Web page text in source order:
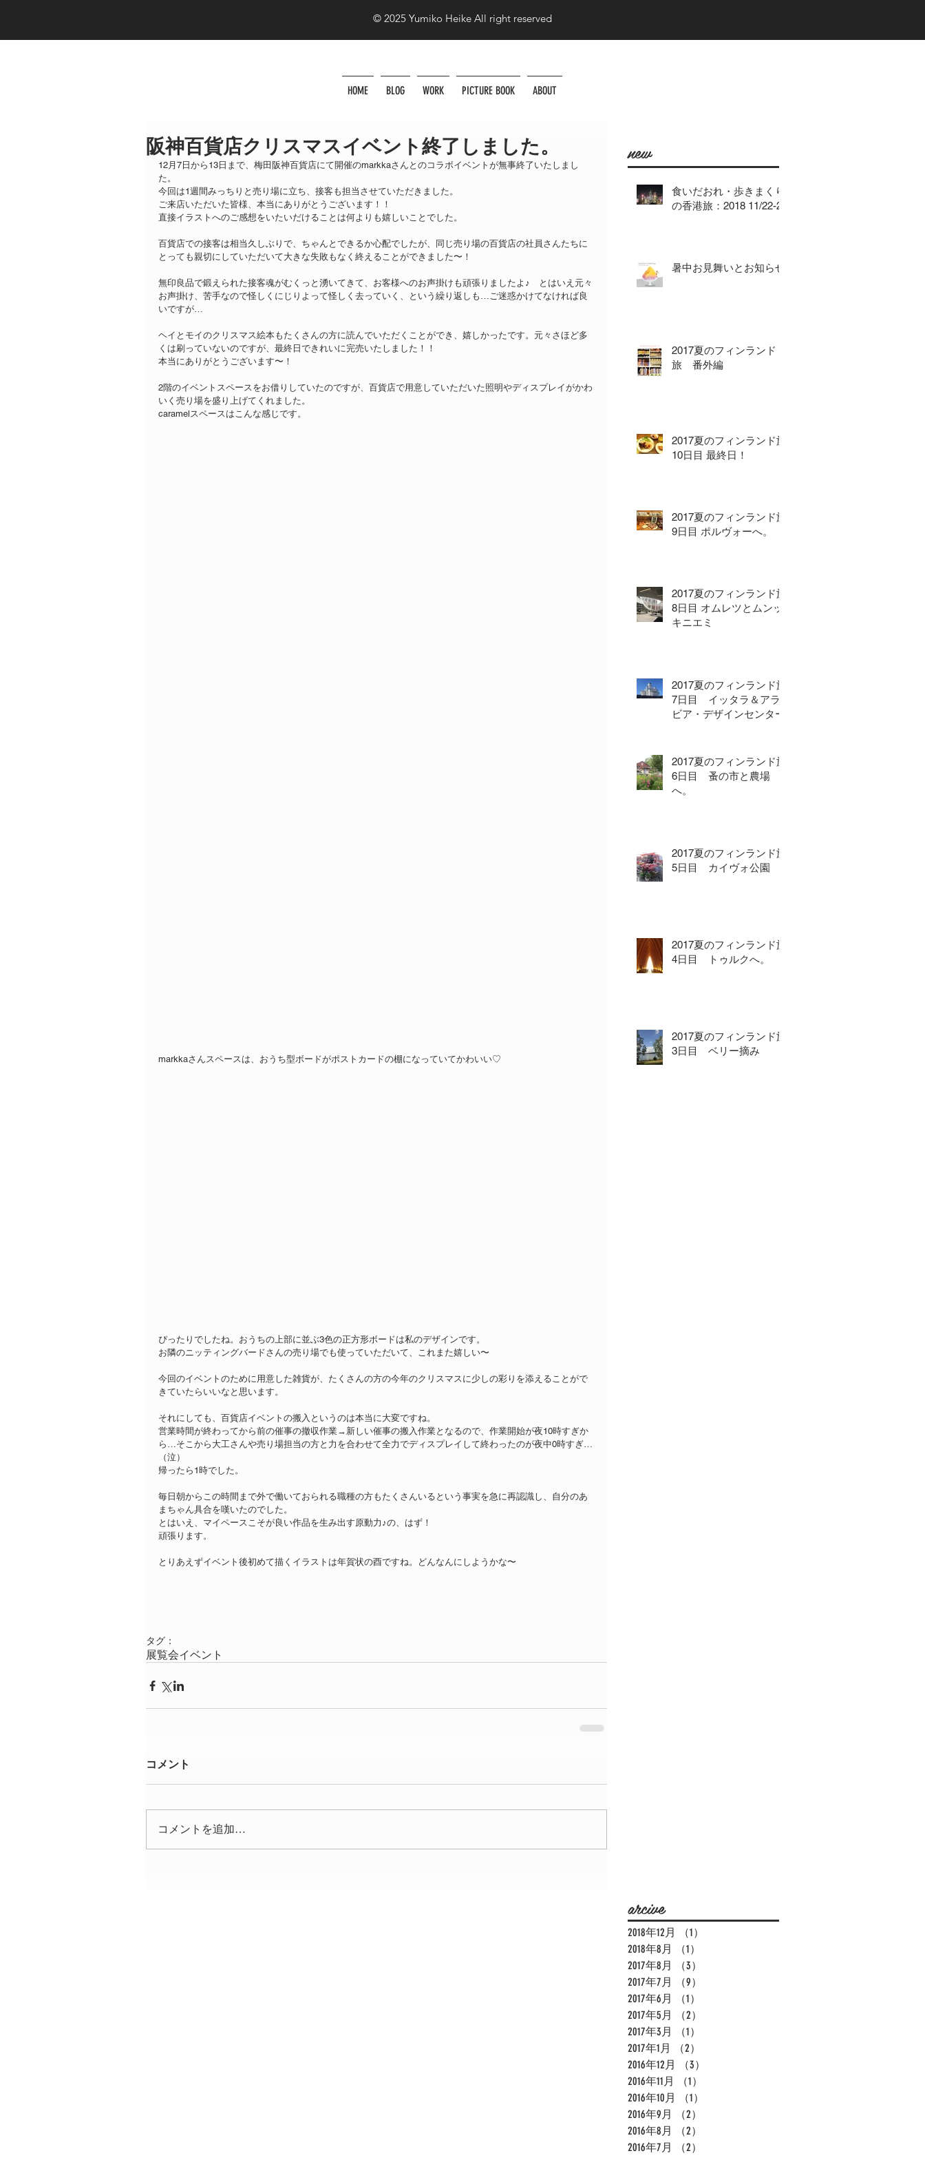
© 2025 Yumiko Heike All right reserved
HOME BLOG WORK PICTURE BOOK ABOUT
阪神百貨店クリスマスイベント終了しました。
12月7日から13日まで、梅田阪神百貨店にて開催のmarkkaさんとのコラボイベントが無事終了いたしまし
た。
今回は1週間みっちりと売り場に立ち、接客も担当させていただきました。
ご来店いただいた皆様、本当にありがとうございます！！
直接イラストへのご感想をいたいだけることは何よりも嬉しいことでした。
百貨店での接客は相当久しぶりで、ちゃんとできるか心配でしたが、同じ売り場の百貨店の社員さんたちに
とっても親切にしていただいて大きな失敗もなく終えることができました〜！
無印良品で鍛えられた接客魂がむくっと湧いてきて、お客様へのお声掛けも頑張りましたよ♪　とはいえ元々
お声掛け、苦手なので怪しくにじりよって怪しく去っていく、という繰り返しも…ご迷惑かけてなければ良
いですが…
ヘイとモイのクリスマス絵本もたくさんの方に読んでいただくことができ、嬉しかったです。元々さほど多
くは刷っていないのですが、最終日できれいに完売いたしました！！
本当にありがとうございます〜！
2階のイベントスペースをお借りしていたのですが、百貨店で用意していただいた照明やディスプレイがかわ
いく売り場を盛り上げてくれました。
caramelスペースはこんな感じです。
markkaさんスペースは、おうち型ボードがポストカードの棚になっていてかわいい♡
ぴったりでしたね。おうちの上部に並ぶ3色の正方形ボードは私のデザインです。
お隣のニッティングバードさんの売り場でも使っていただいて、これまた嬉しい〜
今回のイベントのために用意した雑貨が、たくさんの方の今年のクリスマスに少しの彩りを添えることがで
きていたらいいなと思います。
それにしても、百貨店イベントの搬入というのは本当に大変ですね。
営業時間が終わってから前の催事の撤収作業→新しい催事の搬入作業となるので、作業開始が夜10時すぎか
ら…そこから大工さんや売り場担当の方と力を合わせて全力でディスプレイして終わったのが夜中0時すぎ…
（泣）
帰ったら1時でした。
毎日朝からこの時間まで外で働いておられる職種の方もたくさんいるという事実を急に再認識し、自分のあ
まちゃん具合を嘆いたのでした。
とはいえ、マイペースこそが良い作品を生み出す原動力♪の、はず！
頑張ります。
とりあえずイベント後初めて描くイラストは年賀状の酉ですね。どんなんにしようかな〜
タグ：
展覧会イベント
コメント
コメントを追加…
new
食いだおれ・歩きまくり
の香港旅：2018 11/22-25
暑中お見舞いとお知らせ
2017夏のフィンランド
旅 番外編
2017夏のフィンランド旅
10日目 最終日！
2017夏のフィンランド旅
9日目 ポルヴォーへ。
2017夏のフィンランド旅
8日目 オムレツとムンッ
キニエミ
2017夏のフィンランド旅
7日目 イッタラ＆アラ
ビア・デザインセンター
2017夏のフィンランド旅
6日目 蚤の市と農場
へ。
2017夏のフィンランド旅
5日目 カイヴォ公園
2017夏のフィンランド旅
4日目 トゥルクへ。
2017夏のフィンランド旅
3日目 ベリー摘み
arcive
2018年12月 （1）
2018年8月
（1）
2017年8月
（3）
2017年7月
（9）
2017年6月
（1）
2017年5月
（2）
2017年3月
（1）
2017年1月
（2）
2016年12月
（3）
2016年11月
（1）
2016年10月
（1）
2016年9月
（2）
2016年8月
（2）
2016年7月
（2）